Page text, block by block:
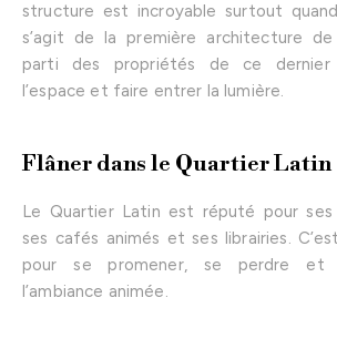
structure est incroyable surtout
s’agit de la première architecture
parti des propriétés de ce dernier
l’espace et faire entrer la lumière.
Flâner dans le Quartier Latin
Le Quartier Latin est réputé pour ses
ses cafés animés et ses librairies.
pour se promener, se perdre et
l’ambiance animée.